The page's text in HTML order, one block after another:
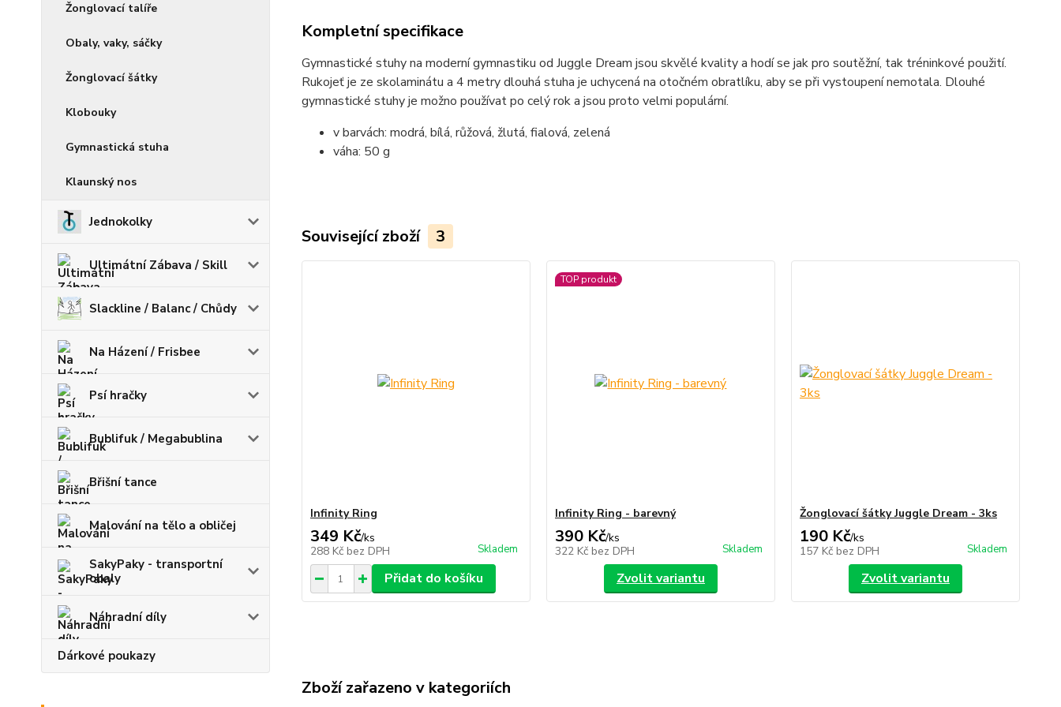
Žonglovací talíře
Obaly, vaky, sáčky
Žonglovací šátky
Klobouky
Gymnastická stuha
Klaunský nos
Jednokolky
Ultimátní Zábava / Skill
Slackline / Balanc / Chůdy
Na Házení / Frisbee
Psí hračky
Bublifuk / Megabublina
Břišní tance
Malování na tělo a obličej
SakyPaky - transportní
obaly
Náhradní díly
Dárkové poukazy
Kompletní specifikace
Gymnastické stuhy na moderní gymnastiku od Juggle Dream jsou skvělé kvality a hodí se jak pro soutěžní, tak tréninkové použití.
Rukojeť je ze skolaminátu a 4 metry dlouhá stuha je uchycená na otočném obratlíku, aby se při vystoupení nemotala. Dlouhé
gymnastické stuhy je možno používat po celý rok a jsou proto velmi populární.
v barvách: modrá, bílá, růžová, žlutá, fialová, zelená
váha: 50 g
Související zboží 3
Infinity Ring
349 Kč/ks
288 Kč bez DPH Skladem
Přidat do košíku
TOP produkt
Infinity Ring - barevný
390 Kč/ks
322 Kč bez DPH Skladem
Zvolit variantu
Žonglovací šátky Juggle Dream - 3ks
190 Kč/ks
157 Kč bez DPH Skladem
Zvolit variantu
Zboží zařazeno v kategoriích